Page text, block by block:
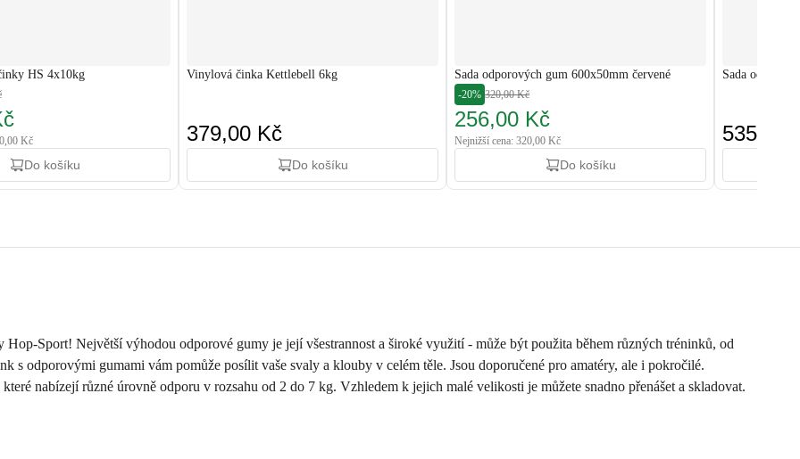
HS 4x10kg
Kč
Do košíku
Vinylová činka Kettlebell 6kg
379,00 Kč
Do košíku
Sada odporových gum 600x50mm červené
-20% 320,00 Kč
256,00 Kč
Nejnižší cena: 320,00 Kč
Do košíku
Sada
535,00
Sport! Největší výhodou odporové gumy je její všestrannost a široké využití - může být použita během různých tréninků, od
s odporovými gumami vám pomůže posílit vaše svaly a klouby v celém těle. Jsou doporučené pro amatéry, ale i pokročilé.
nabízejí různé úrovně odporu v rozsahu od 2 do 7 kg. Vzhledem k jejich malé velikosti je můžete snadno přenášet a skladovat.